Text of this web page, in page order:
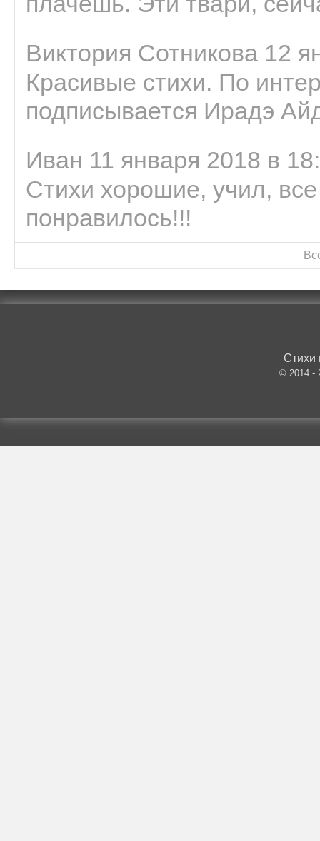
Виктория Сотникова 12
Красивые стихи. По
подписывается Ирадэ
Иван 11 января 2018 в
Стихи хорошие, учил,
понравилось!!!
Стихи
© 2014 -